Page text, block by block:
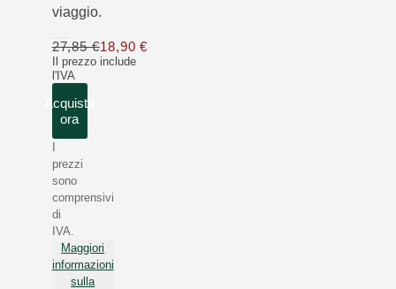
viaggio.
Il prezzo include
l'IVA
27,85 €18,90 €Solo 18,90 € invece di 27,85 €
Acquista
ora
prezzi
sono
comprensivi
di
IVA.
Maggiori
informazioni
sulla